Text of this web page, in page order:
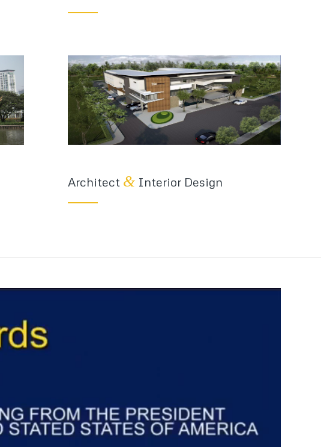
Architect & Interior Design